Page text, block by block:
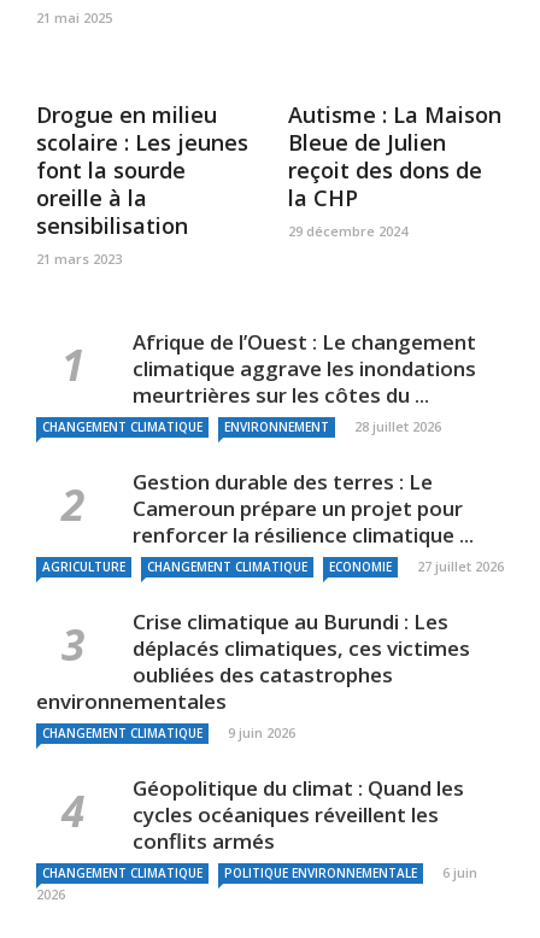
21 mai 2025
Drogue en milieu
scolaire : Les jeunes
font la sourde
oreille à la
sensibilisation
21 mars 2023
Autisme : La Maison
Bleue de Julien
reçoit des dons de
la CHP
29 décembre 2024
Afrique de l’Ouest : Le changement
climatique aggrave les inondations
meurtrières sur les côtes du ...
CHANGEMENT CLIMATIQUE ENVIRONNEMENT 28 juillet 2026
Gestion durable des terres : Le
Cameroun prépare un projet pour
renforcer la résilience climatique ...
AGRICULTURE CHANGEMENT CLIMATIQUE ECONOMIE 27 juillet 2026
Crise climatique au Burundi : Les
déplacés climatiques, ces victimes
oubliées des catastrophes
environnementales
CHANGEMENT CLIMATIQUE 9 juin 2026
Géopolitique du climat : Quand les
cycles océaniques réveillent les
conflits armés
CHANGEMENT CLIMATIQUE POLITIQUE ENVIRONNEMENTALE
6 juin
2026